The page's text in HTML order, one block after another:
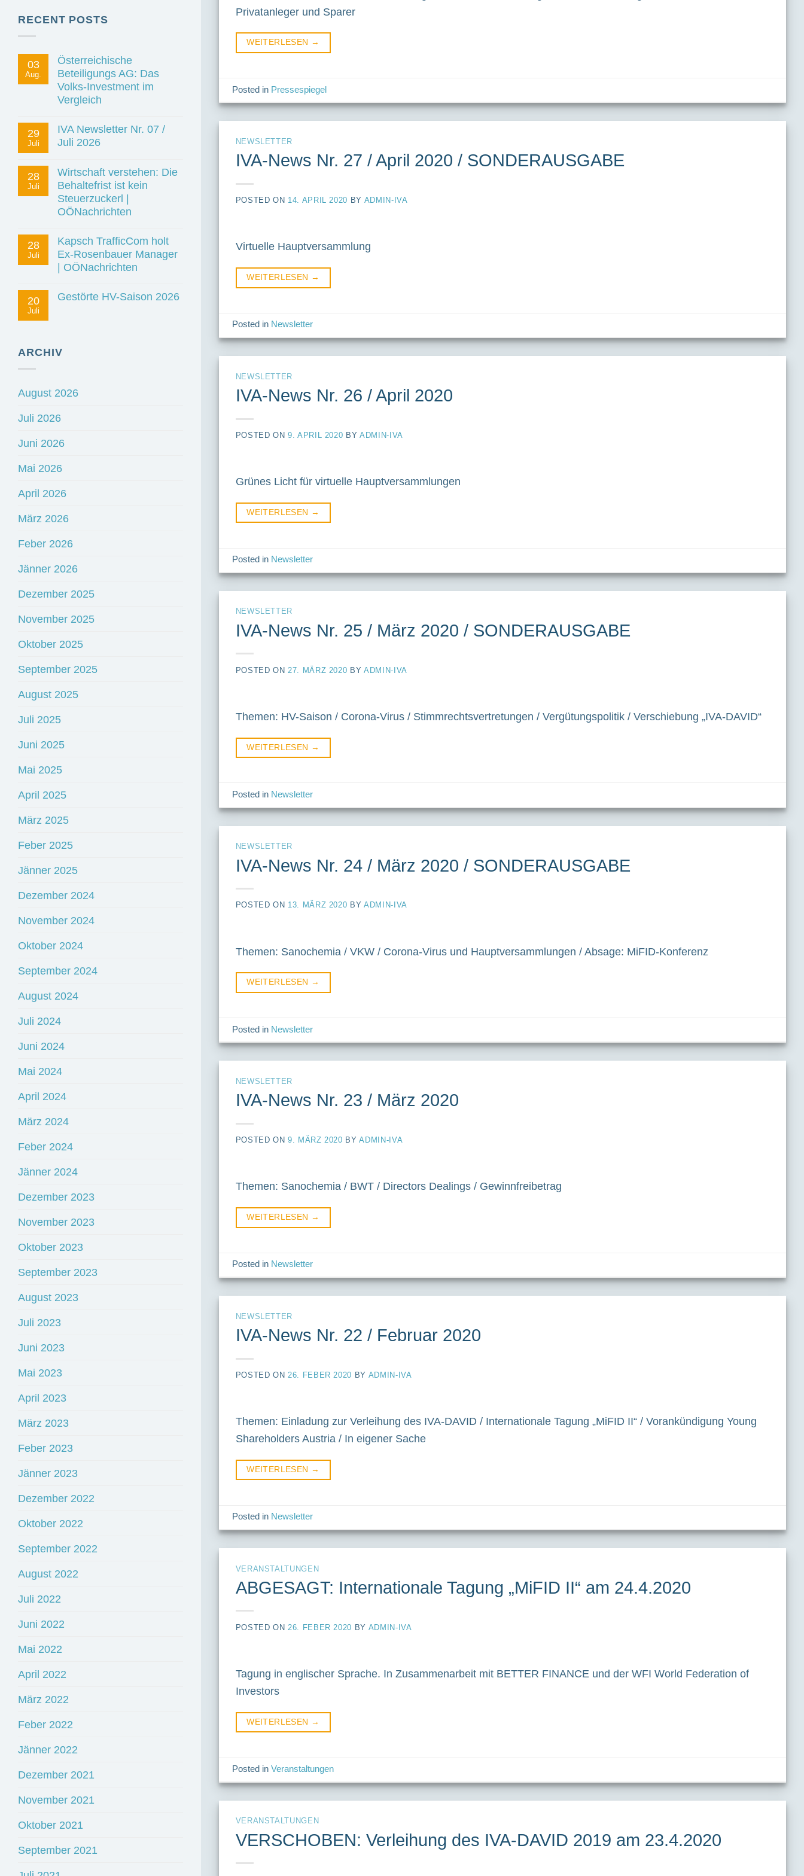
RECENT POSTS
03
Aug.
Österreichische
Beteiligungs AG: Das
Volks-Investment im
Vergleich
29
Juli
IVA Newsletter Nr. 07 /
Juli 2026
28
Juli
Wirtschaft verstehen: Die
Behaltefrist ist kein
Steuerzuckerl |
OÖNachrichten
28
Juli
Kapsch TrafficCom holt
Ex-Rosenbauer Manager
| OÖNachrichten
20
Juli
Gestörte HV-Saison 2026
ARCHIV
August 2026
Juli 2026
Juni 2026
Mai 2026
April 2026
März 2026
Feber 2026
Jänner 2026
Dezember 2025
November 2025
Oktober 2025
September 2025
August 2025
Juli 2025
Juni 2025
Mai 2025
April 2025
März 2025
Feber 2025
Jänner 2025
Dezember 2024
November 2024
Oktober 2024
September 2024
August 2024
Juli 2024
Juni 2024
Mai 2024
April 2024
März 2024
Feber 2024
Jänner 2024
Dezember 2023
November 2023
Oktober 2023
September 2023
August 2023
Juli 2023
Juni 2023
Mai 2023
April 2023
März 2023
Feber 2023
Jänner 2023
Dezember 2022
Oktober 2022
September 2022
August 2022
Juli 2022
Juni 2022
Mai 2022
April 2022
März 2022
Feber 2022
Jänner 2022
Dezember 2021
November 2021
Oktober 2021
September 2021
Privatanleger und Sparer
WEITERLESEN →
Posted in Pressespiegel
NEWSLETTER
IVA-News Nr. 27 / April 2020 / SONDERAUSGABE
POSTED ON 14. APRIL 2020 BY ADMIN-IVA
Virtuelle Hauptversammlung
WEITERLESEN →
Posted in Newsletter
NEWSLETTER
IVA-News Nr. 26 / April 2020
POSTED ON9. APRIL 2020 BYADMIN-IVA
Grünes Licht für virtuelle Hauptversammlungen
WEITERLESEN →
Posted in Newsletter
NEWSLETTER
IVA-News Nr. 25 / März 2020 / SONDERAUSGABE
POSTED ON 27. MÄRZ 2020 BYADMIN-IVA
Themen: HV-Saison / Corona-Virus / Stimmrechtsvertretungen / Vergütungspolitik / Verschiebung „IVA-DAVID“
WEITERLESEN →
Posted in Newsletter
NEWSLETTER
IVA-News Nr. 24 / März 2020 / SONDERAUSGABE
POSTED ON 13. MÄRZ 2020 BYADMIN-IVA
Themen: Sanochemia / VKW / Corona-Virus und Hauptversammlungen / Absage: MiFID-Konferenz
WEITERLESEN →
Posted in Newsletter
NEWSLETTER
IVA-News Nr. 23 / März 2020
POSTED ON9. MÄRZ 2020 BYADMIN-IVA
Themen: Sanochemia / BWT / Directors Dealings / Gewinnfreibetrag
WEITERLESEN →
Posted in Newsletter
NEWSLETTER
IVA-News Nr. 22 / Februar 2020
POSTED ON 26. FEBER 2020 BY ADMIN-IVA
Themen: Einladung zur Verleihung des IVA-DAVID / Internationale Tagung „MiFID II“ / Vorankündigung Young
Shareholders Austria / In eigener Sache
WEITERLESEN →
Posted in Newsletter
VERANSTALTUNGEN
ABGESAGT: Internationale Tagung „MiFID II“ am 24.4.2020
POSTED ON 26. FEBER 2020 BY ADMIN-IVA
Tagung in englischer Sprache. In Zusammenarbeit mit BETTER FINANCE und der WFI World Federation of
Investors
WEITERLESEN →
Posted inVeranstaltungen
VERANSTALTUNGEN
VERSCHOBEN: Verleihung des IVA-DAVID 2019 am 23.4.2020